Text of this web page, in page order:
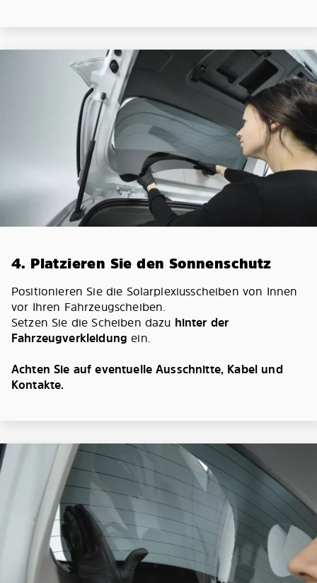
4. Platzieren Sie den Sonnenschutz
Positionieren Sie die Solarplexiusscheiben von Innen
vor Ihren Fahrzeugscheiben.
Setzen Sie die Scheiben dazu hinter der
Fahrzeugverkleidung ein.
Achten Sie auf eventuelle Ausschnitte, Kabel und
Kontakte.